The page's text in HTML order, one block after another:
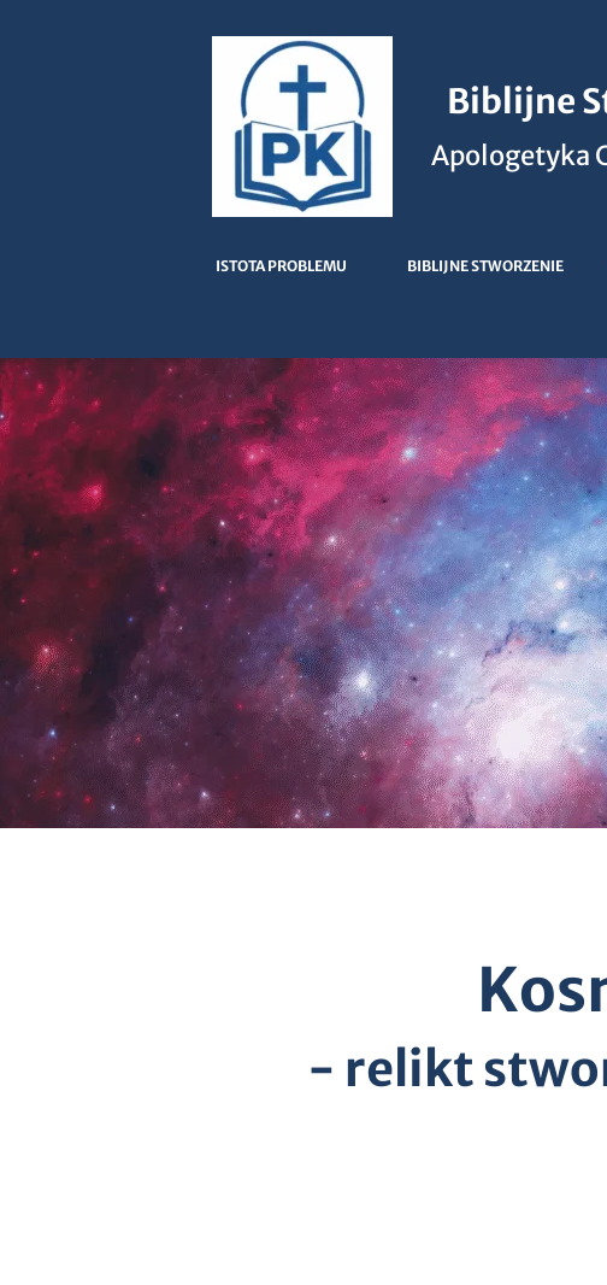
Biblijne
Apologetyka
ISTOTA PROBLEMU BIBLIJNE STWORZENIE
- relikt